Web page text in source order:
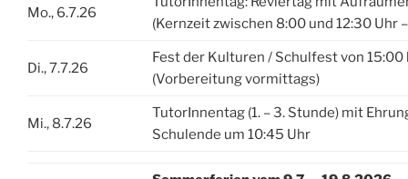
Mo., 6.7.26
(Kernzeit zwischen 8:00 und 12:30 Uhr
Di., 7.7.26
Fest der Kulturen / Schulfest von 15:00
(Vorbereitung vormittags)
Mi., 8.7.26
TutorInnentag (1. – 3. Stunde) mit
Schulende um 10:45 Uhr